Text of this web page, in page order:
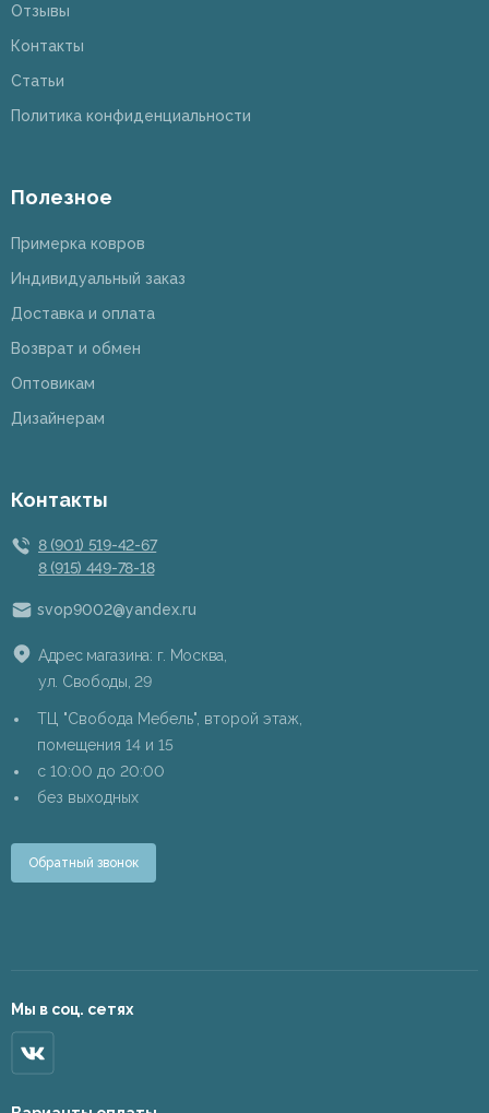
Отзывы
Контакты
Статьи
Политика конфиденциальности
Полезное
Примерка ковров
Индивидуальный заказ
Доставка и оплата
Возврат и обмен
Оптовикам
Дизайнерам
Контакты
8 (901) 519-42-67
8 (915) 449-78-18
svop9002@yandex.ru
Адрес магазина: г. Москва,
ул. Свободы, 29
ТЦ "Свобода Мебель", второй этаж,
помещения 14 и 15
c 10:00 до 20:00
без выходных
Обратный звонок
Мы в соц. сетях